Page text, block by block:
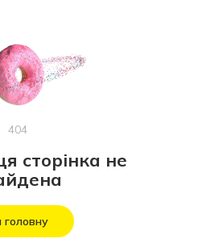
404
сторінка не
головну